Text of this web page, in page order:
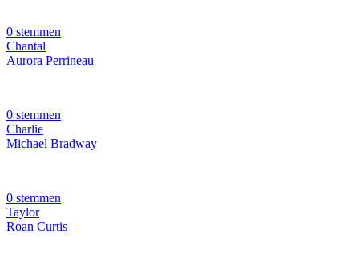
0 stemmen
Chantal
Aurora Perrineau
0 stemmen
Charlie
Michael Bradway
0 stemmen
Taylor
Roan Curtis